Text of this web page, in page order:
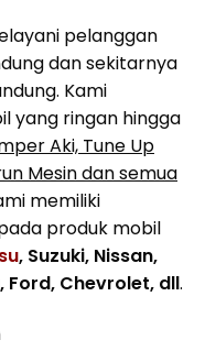
pelanggan
dan sekitarnya
Kami
yang ringan hingga
Aki, Tune Up
Mesin dan semua
memiliki
produk mobil
, Suzuki, Nissan,
Ford, Chevrolet, dll.